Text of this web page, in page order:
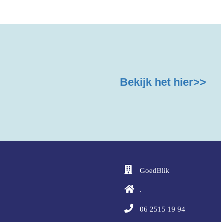
Bekijk het hier>>
GoedBlik
.
06 2515 19 94